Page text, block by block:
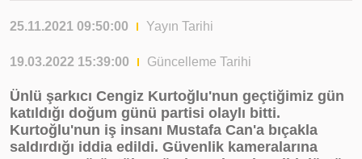
25.11.2021 09:50:00 Yayın Tarihi
19.03.2022 15:39:00 Güncelleme Tarihi
Ünlü şarkıcı Cengiz Kurtoğlu'nun geçtiğimiz gün
katıldığı doğum günü partisi olaylı bitti.
Kurtoğlu'nun iş insanı Mustafa Can'a bıçakla
saldırdığı iddia edildi. Güvenlik kameralarına